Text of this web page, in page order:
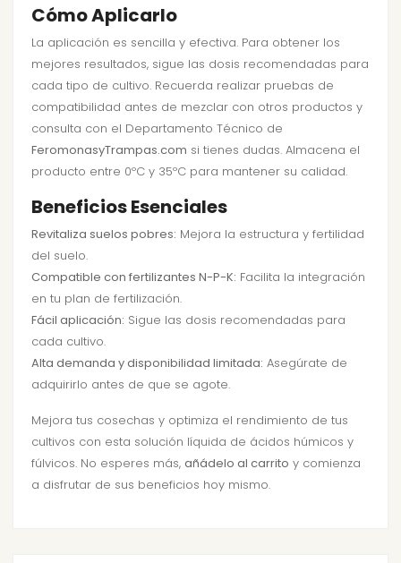
Cómo Aplicarlo
La aplicación es sencilla y efectiva. Para obtener los
mejores resultados, sigue las dosis recomendadas para
cada tipo de cultivo. Recuerda realizar pruebas de
compatibilidad antes de mezclar con otros productos y
consulta con el Departamento Técnico de
FeromonasyTrampas.com si tienes dudas. Almacena el
producto entre 0ºC y 35ºC para mantener su calidad.
Beneficios Esenciales
Revitaliza suelos pobres: Mejora la estructura y fertilidad
del suelo.
Compatible con fertilizantes N-P-K: Facilita la integración
en tu plan de fertilización.
Fácil aplicación: Sigue las dosis recomendadas para
cada cultivo.
Alta demanda y disponibilidad limitada: Asegúrate de
adquirirlo antes de que se agote.
Mejora tus cosechas y optimiza el rendimiento de tus
cultivos con esta solución líquida de ácidos húmicos y
fúlvicos. No esperes más, añádelo al carrito y comienza
a disfrutar de sus beneficios hoy mismo.